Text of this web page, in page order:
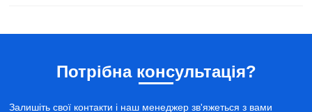
Потрібна консультація?
Залишіть свої контакти і наш менеджер зв'яжеться з вами